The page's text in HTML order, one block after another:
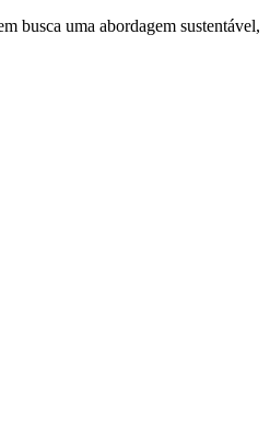
busca uma abordagem sustentável,